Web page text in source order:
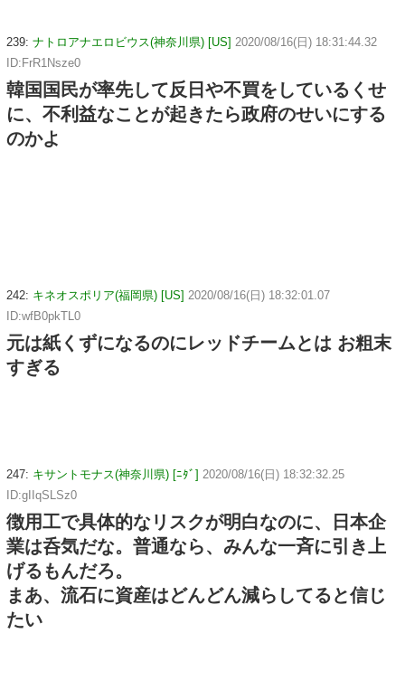
239: ナトロアナエロビウス(神奈川県) [US] 2020/08/16(日) 18:31:44.32
ID:FrR1Nsze0
韓国国民が率先して反日や不買をしているくせ
に、不利益なことが起きたら政府のせいにする
のかよ
242: キネオスポリア(福岡県) [US] 2020/08/16(日) 18:32:01.07
ID:wfB0pkTL0
元は紙くずになるのにレッドチームとは お粗末
すぎる
247: キサントモナス(神奈川県) [ﾆﾀﾞ] 2020/08/16(日) 18:32:32.25
ID:gIIqSLSz0
徴用工で具体的なリスクが明白なのに、日本企
業は呑気だな。普通なら、みんな一斉に引き上
げるもんだろ。
まあ、流石に資産はどんどん減らしてると信じ
たい